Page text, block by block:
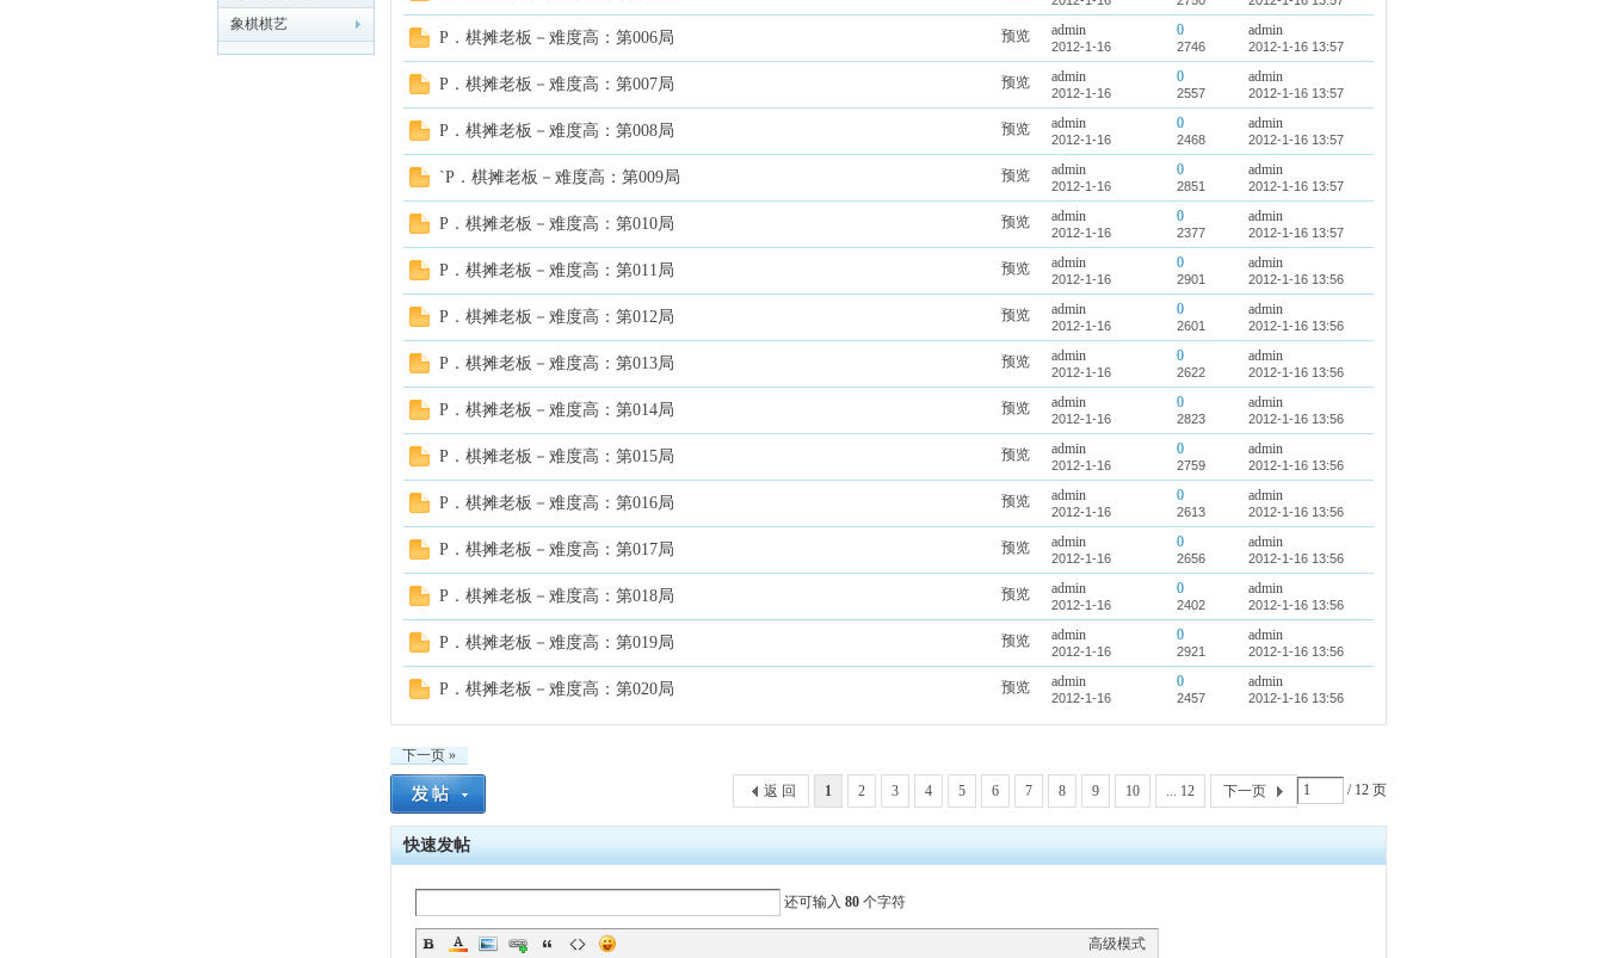
象棋棋艺
预览
P．棋摊老板－难度高：第006局 admin
2012-1-16
0
2746
admin
2012-1-16 13:57
预览
P．棋摊老板－难度高：第007局 admin
2012-1-16
0
2557
admin
2012-1-16 13:57
预览
P．棋摊老板－难度高：第008局 admin
2012-1-16
0
2468
admin
2012-1-16 13:57
预览
`P．棋摊老板－难度高：第009局 admin
2012-1-16
0
2851
admin
2012-1-16 13:57
预览
P．棋摊老板－难度高：第010局 admin
2012-1-16
0
2377
admin
2012-1-16 13:57
预览
P．棋摊老板－难度高：第011局 admin
2012-1-16
0
2901
admin
2012-1-16 13:56
预览
P．棋摊老板－难度高：第012局 admin
2012-1-16
0
2601
admin
2012-1-16 13:56
预览
P．棋摊老板－难度高：第013局 admin
2012-1-16
0
2622
admin
2012-1-16 13:56
预览
P．棋摊老板－难度高：第014局 admin
2012-1-16
0
2823
admin
2012-1-16 13:56
预览
P．棋摊老板－难度高：第015局 admin
2012-1-16
0
2759
admin
2012-1-16 13:56
预览
P．棋摊老板－难度高：第016局 admin
2012-1-16
0
2613
admin
2012-1-16 13:56
预览
P．棋摊老板－难度高：第017局 admin
2012-1-16
0
2656
admin
2012-1-16 13:56
预览
P．棋摊老板－难度高：第018局 admin
2012-1-16
0
2402
admin
2012-1-16 13:56
预览
P．棋摊老板－难度高：第019局 admin
2012-1-16
0
2921
admin
2012-1-16 13:56
预览
P．棋摊老板－难度高：第020局 admin
2012-1-16
0
2457
admin
2012-1-16 13:56
下一页 »
1 2 3 4 5 6 7 8 9 10 ... 12 / 12 页
下一页
返 回
快速发帖
还可输入 80 个字符
高级模式